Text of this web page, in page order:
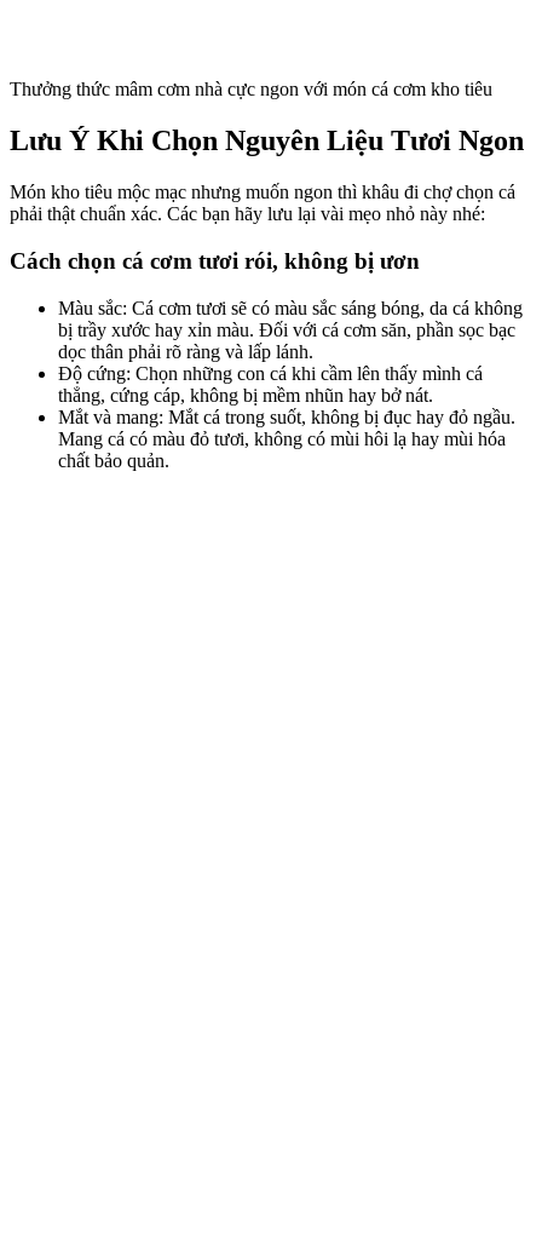
Thưởng thức mâm cơm nhà cực ngon với món cá cơm kho tiêu
Lưu Ý Khi Chọn Nguyên Liệu Tươi Ngon
Món kho tiêu mộc mạc nhưng muốn ngon thì khâu đi chợ chọn cá
phải thật chuẩn xác. Các bạn hãy lưu lại vài mẹo nhỏ này nhé:
Cách chọn cá cơm tươi rói, không bị ươn
Màu sắc: Cá cơm tươi sẽ có màu sắc sáng bóng, da cá không
bị trầy xước hay xỉn màu. Đối với cá cơm săn, phần sọc bạc
dọc thân phải rõ ràng và lấp lánh.
Độ cứng: Chọn những con cá khi cầm lên thấy mình cá
thẳng, cứng cáp, không bị mềm nhũn hay bở nát.
Mắt và mang: Mắt cá trong suốt, không bị đục hay đỏ ngầu.
Mang cá có màu đỏ tươi, không có mùi hôi lạ hay mùi hóa
chất bảo quản.